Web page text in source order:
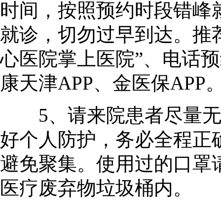
时间，按照预约时段错
就诊，切勿过早到达。推
心医院掌上医院”、电话
康天津APP、金医保APP
5、请来院患者尽量无
好个人防护，务必全程正
避免聚集。使用过的口罩
医疗废弃物垃圾桶内。